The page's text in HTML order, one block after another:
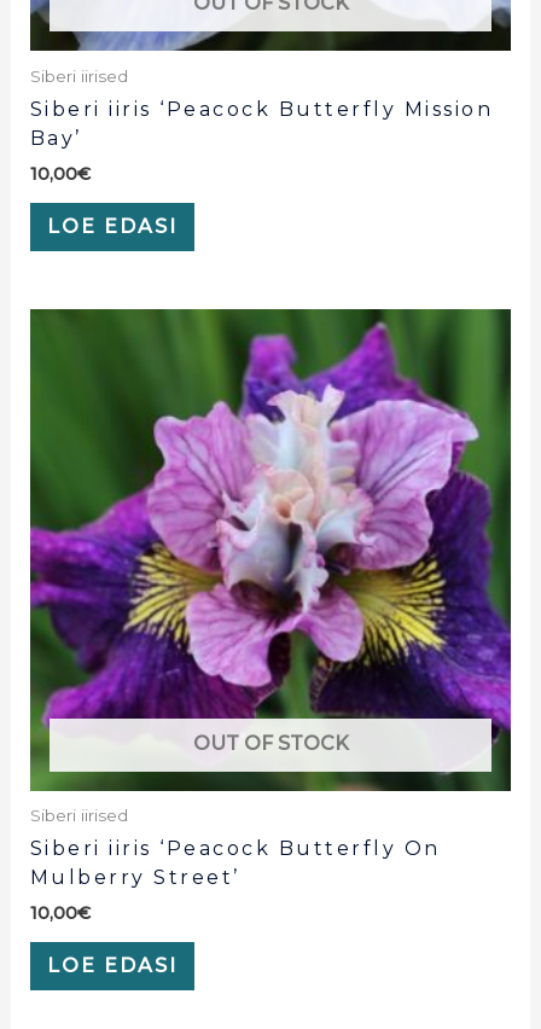
Siberi iirised
Siberi iiris ‘Peacock Butterfly Mission
Bay’
10,00€
LOE EDASI
OUT OF STOCK
Siberi iirised
Siberi iiris ‘Peacock Butterfly On
Mulberry Street’
10,00€
LOE EDASI